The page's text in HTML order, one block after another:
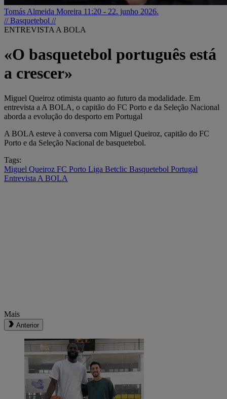
Tomás Almeida Moreira 11:20 - 22. junho 2026.
// Basquetebol //
ENTREVISTA A BOLA
«O basquetebol português está
a crescer»
Miguel Queiroz otimista quanto ao futuro da modalidade. Em
entrevista a A BOLA, o capitão do FC Porto e da Seleção Nacional
aborda a evolução do desporto em Portugal
A BOLA esteve à conversa com Miguel Queiroz, capitão do FC
Porto e da Seleção Nacional de basquetebol.
Tags:
Miguel Queiroz FC Porto Liga Betclic Basquetebol Portugal
Entrevista A BOLA
Mais
Anterior